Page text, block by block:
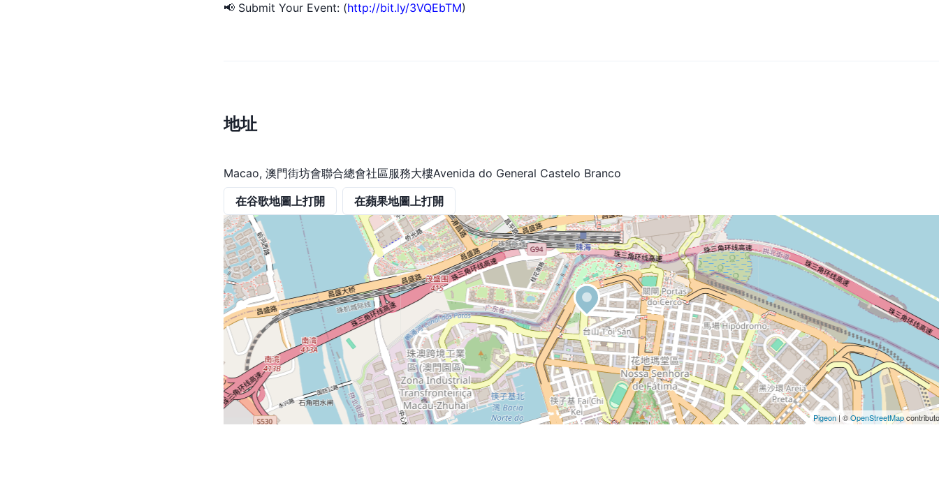
📢 Submit Your Event: (http://bit.ly/3VQEbTM)
地址
Macao, 澳門街坊會聯合總會社區服務大樓Avenida do General Castelo Branco
在谷歌地圖上打開 在蘋果地圖上打開
Pigeon| ©OpenStreetMap